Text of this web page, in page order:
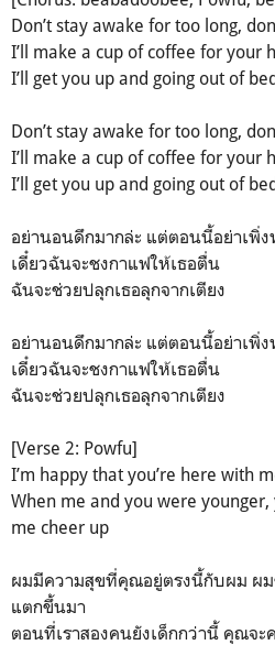
Don’t stay awake for too long,
I’ll make a cup of coffee for your
I’ll get you up and going out of
Don’t stay awake for too long,
I’ll make a cup of coffee for your
I’ll get you up and going out of
อย่านอนดึกมากล่ะ แต่ตอนนี้อย่าเพิ่
เดี๋ยวฉันจะชงกาแฟให้เธอตื่น
ฉันจะช่วยปลุกเธอลุกจากเตียง
อย่านอนดึกมากล่ะ แต่ตอนนี้อย่าเพิ่ง
เดี๋ยวฉันจะชงกาแฟให้เธอตื่น
ฉันจะช่วยปลุกเธอลุกจากเตียง
[Verse 2: Powfu]
I’m happy that you’re here with
When me and you were
me cheer up
ผมมีความสุขที่คุณอยู่ตรงนี้กับผม ผม
แตกขึ้นมา
ตอนที่เราสองคนยังเด็กกว่านี้ คุณจ